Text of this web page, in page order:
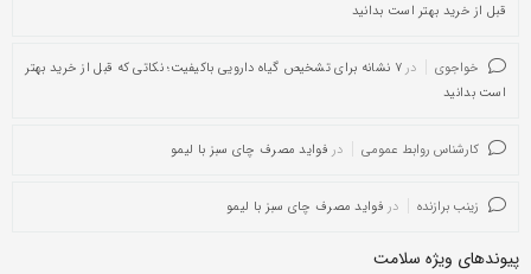
قبل از خرید بهتر است بدانید
خواجوی در
۷ نشانه برای تشخیص گیاه دارویی باکیفیت؛ نکاتی که قبل از خرید بهتر
است بدانید
کارشناس روابط عمومی در فواید مصرف چای سبز با لیمو
زینب برازنده در فواید مصرف چای سبز با لیمو
پیوندهای ویژه سلامت